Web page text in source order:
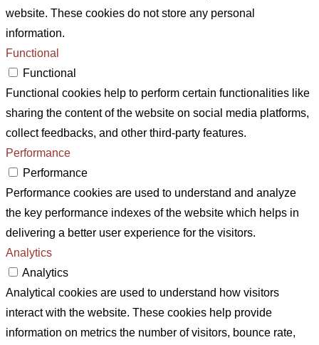
website. These cookies do not store any personal
information.
Functional
Functional
Functional cookies help to perform certain functionalities like
sharing the content of the website on social media platforms,
collect feedbacks, and other third-party features.
Performance
Performance
Performance cookies are used to understand and analyze
the key performance indexes of the website which helps in
delivering a better user experience for the visitors.
Analytics
Analytics
Analytical cookies are used to understand how visitors
interact with the website. These cookies help provide
information on metrics the number of visitors, bounce rate,